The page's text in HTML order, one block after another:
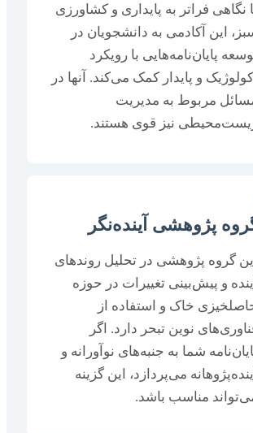
نگاهی فراتر به پایداری و کشاورزی
این آکادمی به دانشجویان در
پایان‌نامه‌هایی با رویکرد
اکولوژیک و پایدار کمک می‌کند. آنها در
مربوط به مدیریت
نیز قوی هستند.
پژوهشی آینده‌نگر
این گروه پژوهشی در تحلیل روندهای
آینده و پیش‌بینی تغییرات در حوزه
خاک و استفاده از
نوین تبحر دارد. اگر
شما به جنبه‌های نوآورانه و
آینده‌پژوهانه می‌پردازد، این گزینه
مناسب باشد.